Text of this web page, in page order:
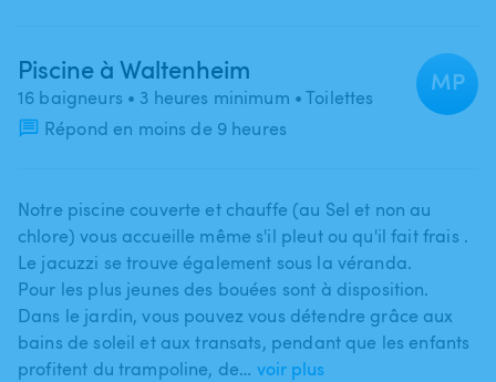
Piscine à Waltenheim
16 baigneurs • 3 heures minimum • Toilettes
Répond en moins de 9 heures
MP
Notre piscine couverte et chauffe (au Sel et non au
chlore) vous accueille même s'il pleut ou qu'il fait frais .
Le jacuzzi se trouve également sous la véranda.
Pour les plus jeunes des bouées sont à disposition.
Dans le jardin​,​ vous pouvez vous détendre grâce aux
bains de soleil et aux transats​,​ pendant que les enfants
profitent du trampoline​,​ de… voir plus